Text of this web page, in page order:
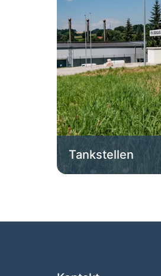
Tankstellen